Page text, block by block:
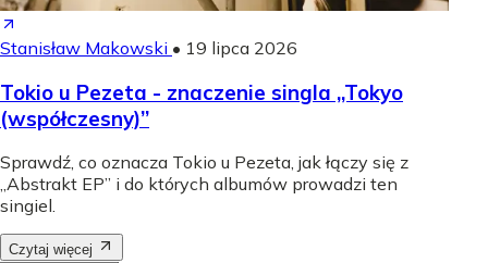
Stanisław Makowski • 19 lipca 2026
Tokio u Pezeta - znaczenie singla „Tokyo
(współczesny)”
Sprawdź, co oznacza Tokio u Pezeta, jak łączy się z
„Abstrakt EP” i do których albumów prowadzi ten
singiel.
Czytaj więcej